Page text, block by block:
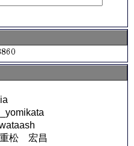
松 宏昌